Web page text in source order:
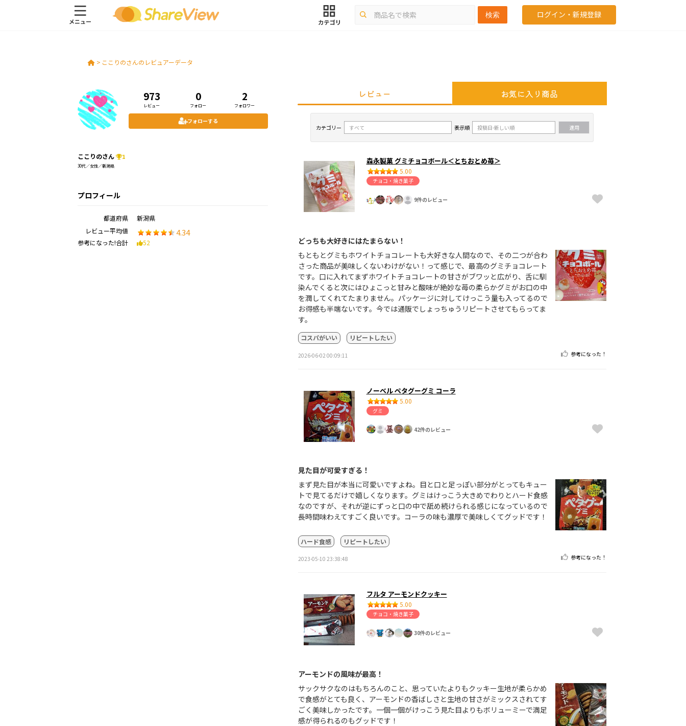
検索 ログイン・新規登録
> ここりのさんのレビュアーデータ
973
レビュー
0
フォロー
2
フォロワー
フォローする
ここりのさん 1
30代／女性／新潟県
プロフィール
都道府県
新潟県
レビュー平均値
4.34
参考になった!合計 52
レビュー お気に入り商品
カテゴリー 表示順
森永製菓 グミチョコボール＜とちおとめ苺＞
5.00
チョコ・焼き菓子
9件のレビュー
どっちも大好きにはたまらない！
もともとグミもホワイトチョコレートも大好きな人間なので、その二つが合わ
さった商品が美味しくないわけがない！って感じで、最高のグミチョコレート
です。口に入れてまずホワイトチョコレートの甘さがブワッと広がり、舌に馴
染んでくると次にはひょこっと甘みと酸味が絶妙な苺の柔らかグミがお口の中
を潤してくれてたまりません。パッケージに対してけっこう量も入ってるので
お得感も半端ないです。今では通販でしょっちゅうリピートさせてもらってま
す。
コスパがいい リピートしたい
2026-06-02 00:09:11 参考になった！
ノーベル ペタグーグミ コーラ
5.00
グミ
42件のレビュー
見た目が可愛すぎる！
まず見た目が本当に可愛いですよね。目と口と足っぽい部分がとってもキュー
トで見てるだけで嬉しくなります。グミはけっこう大きめでわりとハード食感
なのですが、それが逆にずっと口の中で舐め続けられる感じになっているので
長時間味わえてすごく良いです。コーラの味も濃厚で美味しくてグッドです！
ハード食感 リピートしたい
2023-05-10 23:38:48 参考になった！
フルタ アーモンドクッキー
5.00
チョコ・焼き菓子
30件のレビュー
アーモンドの風味が最高！
サックサクなのはもちろんのこと、思っていたよりもクッキー生地が柔らかめ
で食感がとても良く、アーモンドの香ばしさと生地の甘さがミックスされてす
ごく美味しかったです。一個一個がけっこう見た目よりもボリューミーで満足
感が得られるのもグッドです！